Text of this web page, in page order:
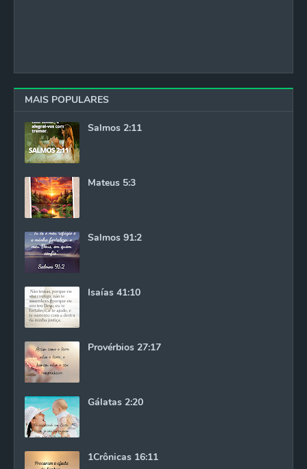
MAIS POPULARES
Salmos 2:11
Mateus 5:3
Salmos 91:2
Isaías 41:10
Provérbios 27:17
Gálatas 2:20
1Crônicas 16:11